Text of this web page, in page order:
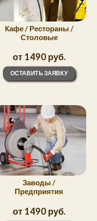
Кафе / Рестораны /
Столовые
от 1490 руб.
ОСТАВИТЬ ЗАЯВКУ
Заводы /
Предприятия
от 1490 руб.